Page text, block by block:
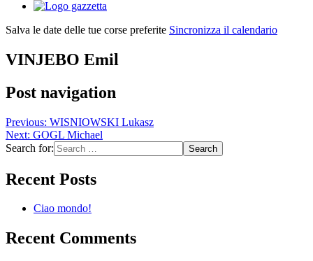
Salva le date delle tue corse preferite Sincronizza il calendario
VINJEBO Emil
Post navigation
Previous: WISNIOWSKI Lukasz
Next: GOGL Michael
Search for:
Recent Posts
Ciao mondo!
Recent Comments